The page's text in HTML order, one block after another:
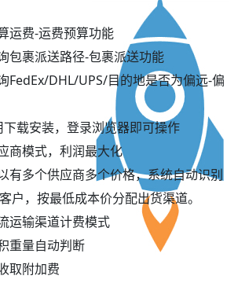
运费-运费预算功能
包裹派送路径-包裹派送功能
FedEx/DHL/UPS/目的地是否为偏远-偏
下载安装，登录浏览器即可操作
商模式，利润最大化
有多个供应商多个价格，系统自动识别
户，按最低成本价分配出货渠道。
运输渠道计费模式
重量自动判断
取附加费